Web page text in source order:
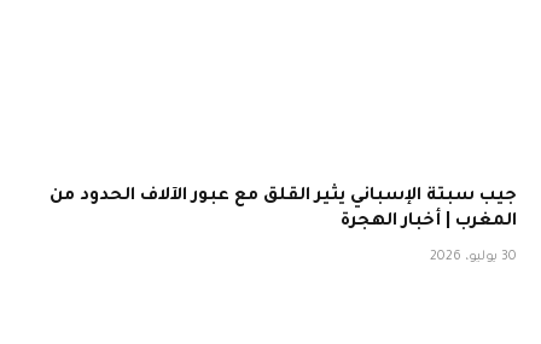
جيب سبتة الإسباني يثير القلق مع عبور الآلاف الحدود من
المغرب | أخبار الهجرة
30 يوليو، 2026